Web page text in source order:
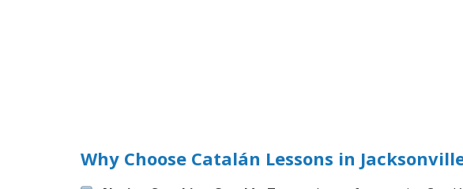
Why Choose Catalán Lessons in